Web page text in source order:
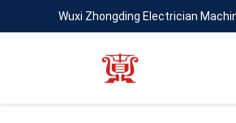
Wuxi Zhongding Electrician